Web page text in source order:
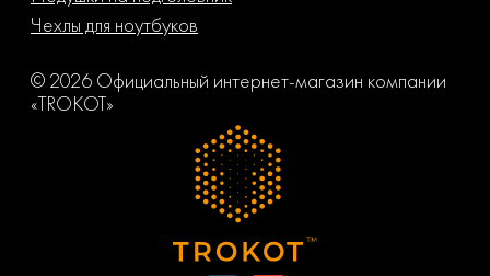
Чехлы для ноутбуков
© 2026 Официальный интернет-магазин компании
«TROKOT»